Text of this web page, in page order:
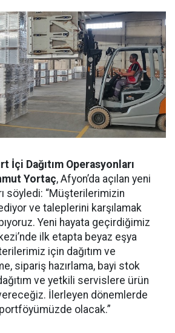
İçi Dağıtım Operasyonları
Yortaç, Afyon’da açılan yeni
söyledi: “Müşterilerimizin
ve taleplerini karşılamak
Yeni hayata geçirdiğimiz
ilk etapta beyaz eşya
için dağıtım ve
sipariş hazırlama, bayi stok
ve yetkili servislere ürün
İlerleyen dönemlerde
olacak.”